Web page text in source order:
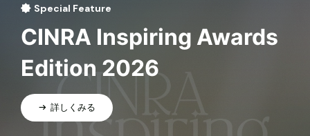
Special Feature
CINRA Inspiring Awards
Edition 2026
詳しくみる